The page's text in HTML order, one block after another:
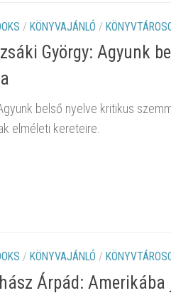
/ KÖNYVAJÁNLÓ /
György: Agyunk
belső nyelve kritikus
elméleti kereteire.
/ KÖNYVAJÁNLÓ /
Árpád: